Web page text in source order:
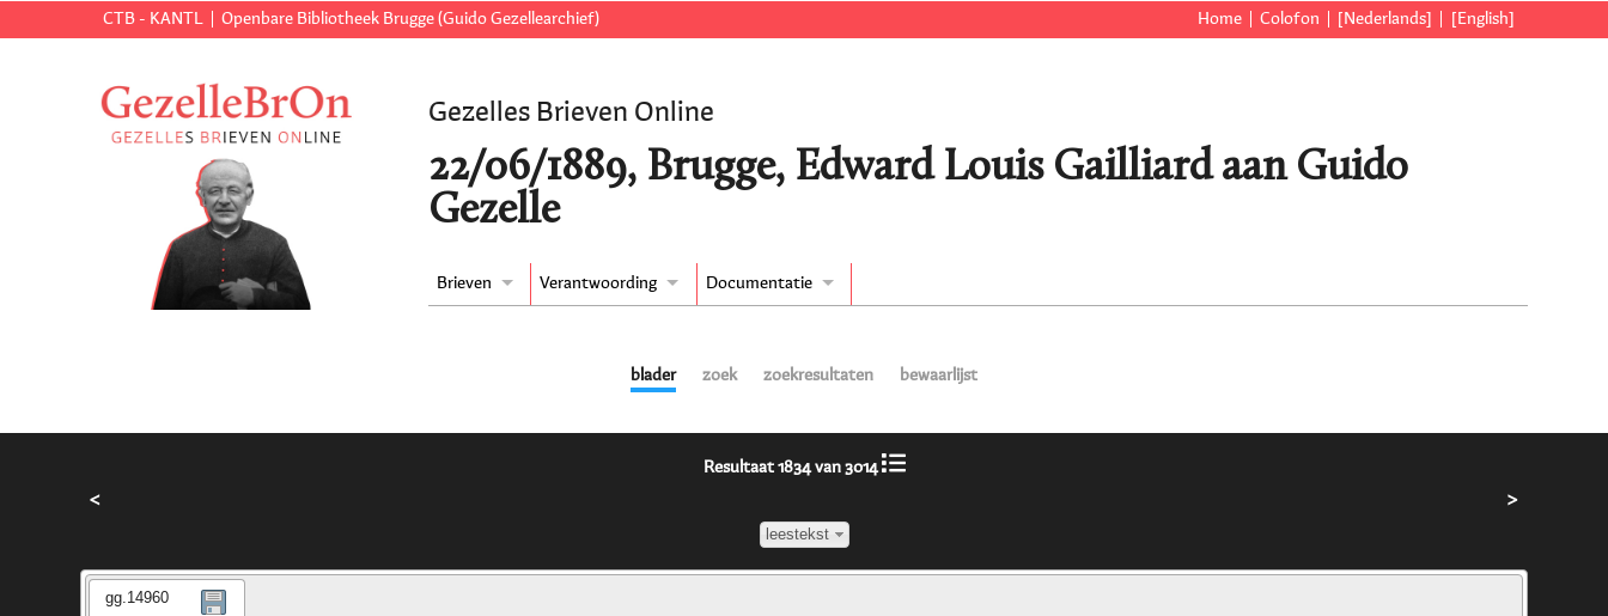
CTB - KANTL Openbare Bibliotheek Brugge (Guido Gezellearchief) Home Colofon [Nederlands] [English]
Gezelles Brieven Online
22/06/1889, Brugge, Edward Louis Gailliard aan Guido
Gezelle
Brieven Verantwoording Documentatie
blader zoek zoekresultaten bewaarlijst
<
Resultaat 1834 van 3014
leestekst
>
gg.14960